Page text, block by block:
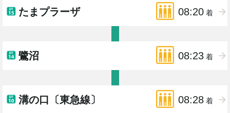
たまプラーザ 08:20 着
鷺沼 08:23 着
溝の口〔東急線〕 08:28 着